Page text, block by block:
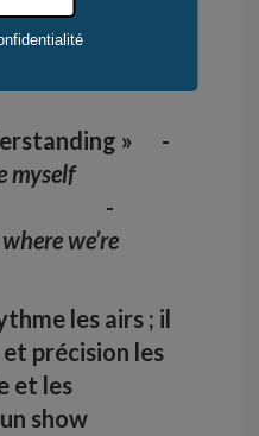
et du violon
» -
myself
» -
we’re
les airs ; il
précision les
et les
show